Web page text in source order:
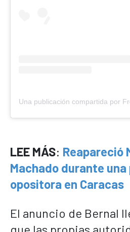
LEE MÁS: Reapareció
Machado durante
opositora en Caracas
El anuncio de Bernal